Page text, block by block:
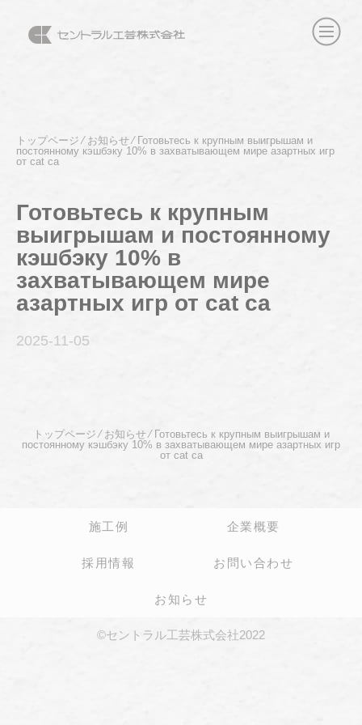
トップページ⁄ お知らせ⁄ Готовьтесь к крупным выигрышам и
постоянному кэшбэку 10% в захватывающем мире азартных игр
от cat ca
Готовьтесь к крупным
выигрышам и постоянному
кэшбэку 10% в
захватывающем мире
азартных игр от cat ca
2025-11 -05
トップページ ⁄ お知らせ⁄ Готовьтесь к крупным выигрышам и
постоянному кэшбэку 10% в захватывающем мире азартных игр
от cat ca
施工例 企業概要
採用情報 お問い合わせ
お知らせ
©セントラル工芸株式会社2022